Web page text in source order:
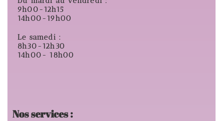
9h00-12h15
14h00-19h00
Le samedi :
8h30-12h30
14h00- 18h00
Nos services :